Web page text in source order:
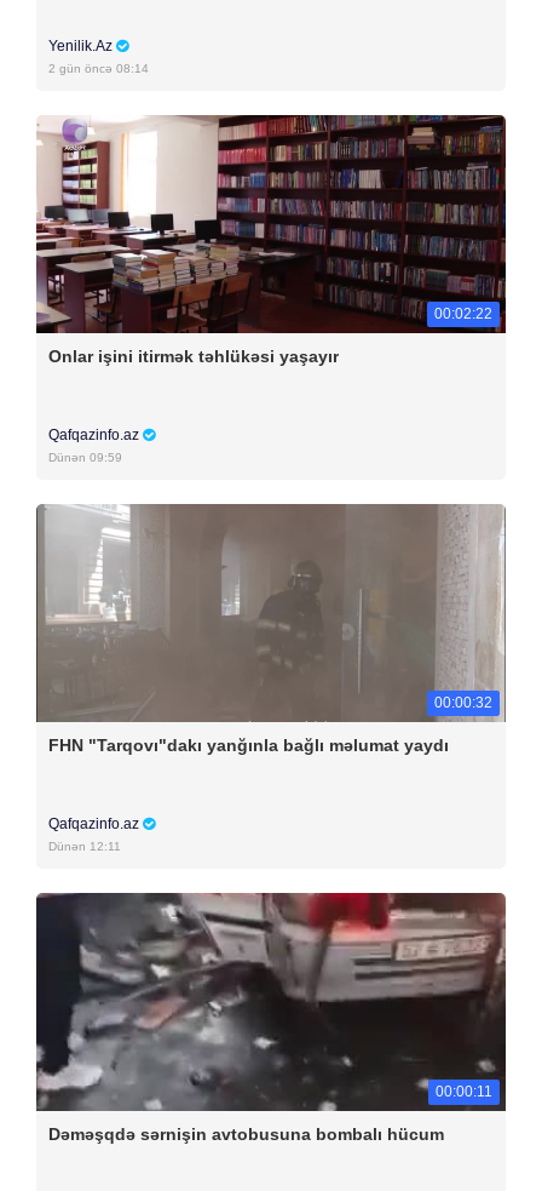
Yenilik.Az
2 gün öncə 08:14
00:02:22
Onlar işini itirmək təhlükəsi yaşayır
Qafqazinfo.az
Dünən 09:59
00:00:32
FHN "Tarqovı"dakı yanğınla bağlı məlumat yaydı
Qafqazinfo.az
Dünən 12:11
00:00:11
Dəməşqdə sərnişin avtobusuna bombalı hücum